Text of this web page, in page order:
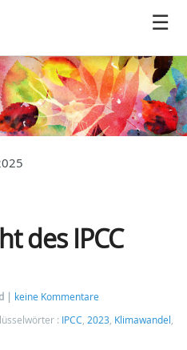
des IPCC
keine Kommentare
: IPCC 2023 Klimawandel